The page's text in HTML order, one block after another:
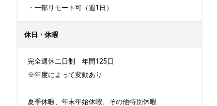
・一部リモート可（週1日）
休日・休暇
完全週休二日制　年間125日
※年度によって変動あり
夏季休暇、年末年始休暇、その他特別休暇